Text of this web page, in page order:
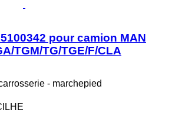
pour camion MAN
TGM/TG/TGE/F/CLA
- marchepied